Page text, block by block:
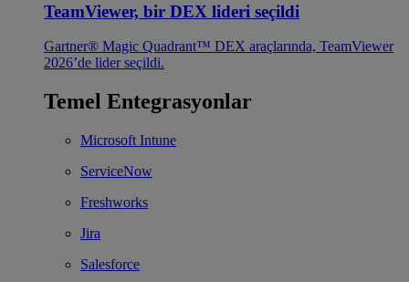
TeamViewer, bir DEX lideri seçildi
Gartner® Magic Quadrant™ DEX araçlarında, TeamViewer
2026’de lider seçildi.
Temel Entegrasyonlar
Microsoft Intune
ServiceNow
Freshworks
Jira
Salesforce